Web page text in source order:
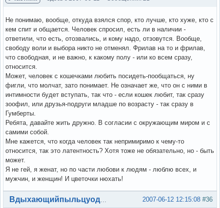
Не понимаю, вообще, откуда взялся спор, кто лучше, кто хуже, кто с
кем спит и общается. Человек спросил, есть ли в наличии -
ответили, что есть, отозвались, и кому надо, отзовутся. Вообще,
свободу воли и выбора никто не отменял. Фрилав на то и фрилав,
что свободная, и не важно, к какому полу - или ко всем сразу,
относится.
Может, человек с кошечками любить посидеть-пообщаться, ну
фигли, что молчат, зато понимает. Не означает же, что он с ними в
интимности будет вступать, так что - если кошек любит, так сразу
зоофил, или друзья-подруги младше по возрасту - так сразу в
Гумберты.
Ребята, давайте жить дружно. В согласии с окружающим миром и с
самими собой.
Мне кажется, что когда человек так непримиримо к чему-то
относится, так это латентность? Хотя тоже не обязательно, но - быть
может.
Я не гей, я женат, но по части любови к людям - люблю всех, и
мужчин, и женщин! И цветочки нюхать!
Вне форума #36
2007-06-12 12:15:08